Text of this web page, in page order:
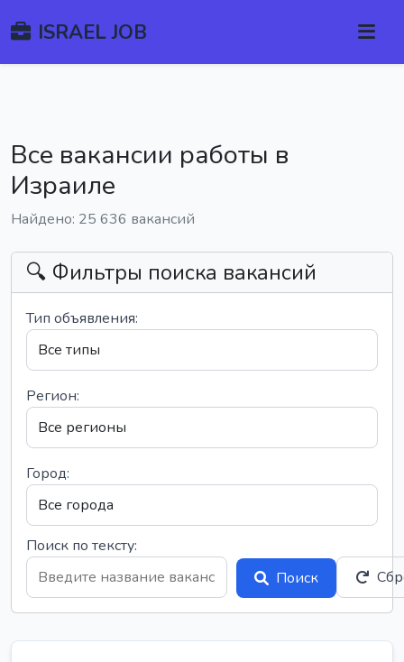
ISRAEL JOB
Все вакансии работы в
Израиле
Найдено: 25 636 вакансий
🔍 Фильтры поиска вакансий
Тип объявления:
Регион:
Город:
Поиск по тексту:
Поиск